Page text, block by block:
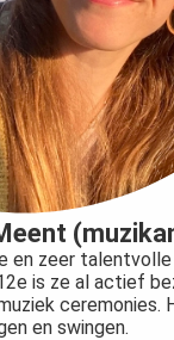
en zeer talentvolle
is ze al actief
ceremonies.
en swingen.